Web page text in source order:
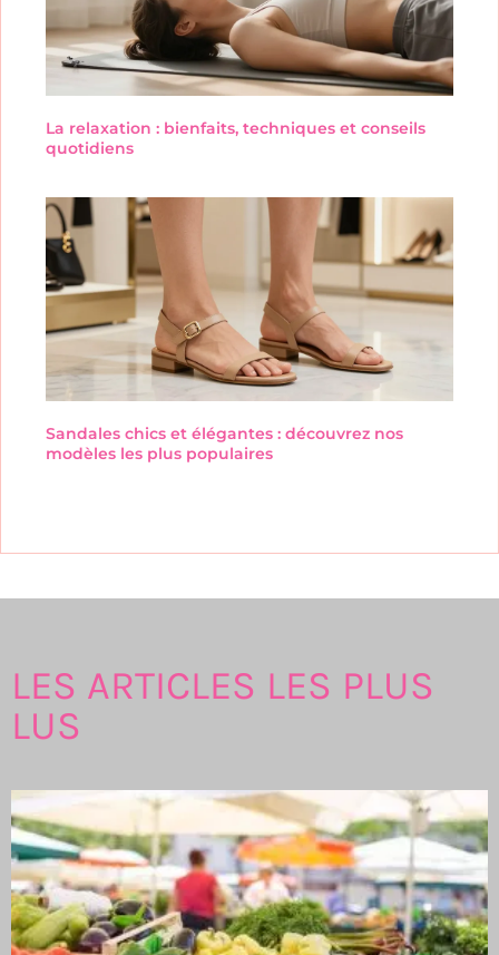
La relaxation : bienfaits, techniques et conseils
quotidiens
Sandales chics et élégantes : découvrez nos
modèles les plus populaires
LES ARTICLES LES PLUS
LUS